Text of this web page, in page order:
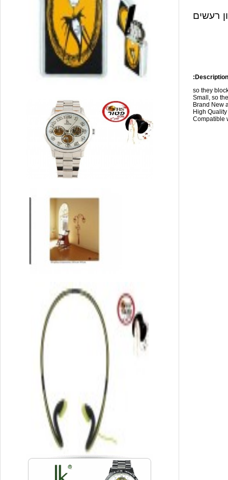
רעשים
so they
Small, so
Brand New
High
Compatible